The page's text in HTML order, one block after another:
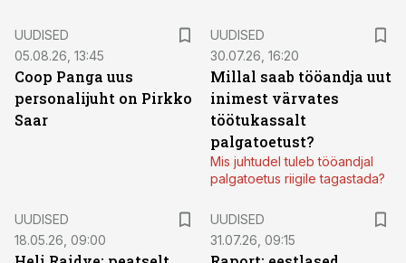
UUDISED
05.08.26, 13:45
Coop Panga uus
personalijuht on Pirkko
Saar
UUDISED
30.07.26, 16:20
Millal saab tööandja uut
inimest värvates
töötukassalt
palgatoetust?
Mis juhtudel tuleb tööandjal
palgatoetus riigile tagastada?
UUDISED
18.05.26, 09:00
UUDISED
31.07.26, 09:15